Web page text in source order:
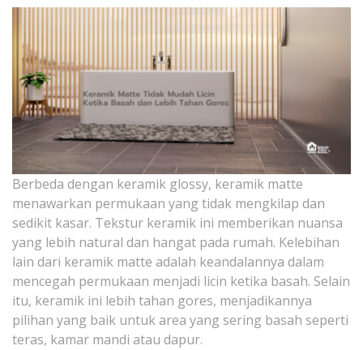
Berbeda dengan keramik glossy, keramik matte
menawarkan permukaan yang tidak mengkilap dan
sedikit kasar. Tekstur keramik ini memberikan nuansa
yang lebih natural dan hangat pada rumah. Kelebihan
lain dari keramik matte adalah keandalannya dalam
mencegah permukaan menjadi licin ketika basah. Selain
itu, keramik ini lebih tahan gores, menjadikannya
pilihan yang baik untuk area yang sering basah seperti
teras, kamar mandi atau dapur.